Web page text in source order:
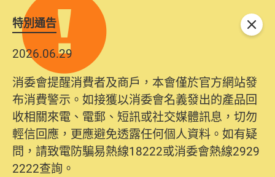
特別通告
2026.06.29
消委會提醒消費者及商戶，本會僅於官方網站發
布消費警示。如接獲以消委會名義發出的產品回
收相關來電、電郵、短訊或社交媒體訊息，切勿
輕信回應，更應避免透露任何個人資料。如有疑
問，請致電防騙易熱線18222或消委會熱線2929
2222查詢。
關閉